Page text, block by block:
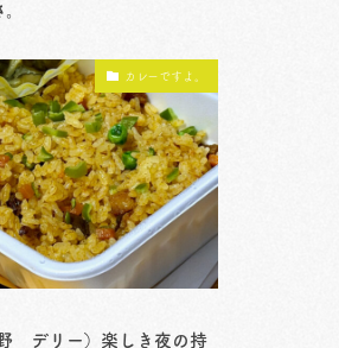
カレーですよ。
デリー）楽しき夜の持